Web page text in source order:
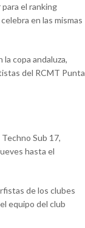
para el ranking
en las mismas
copa andaluza,
del RCMT Punta
Sub 17,
hasta el
de los clubes
equipo del club